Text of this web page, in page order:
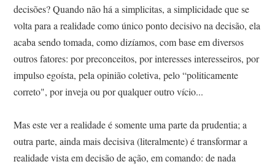
decisões? Quando não há a simplicitas, a simplicidade que se
volta para a realidade como único ponto decisivo na decisão, ela
acaba sendo tomada, como dizíamos, com base em diversos
outros fatores: por preconceitos, por interesses interesseiros, por
impulso egoísta, pela opinião coletiva, pelo “politicamente
correto", por inveja ou por qualquer outro vício...
Mas este ver a realidade é somente uma parte da prudentia; a
outra parte, ainda mais decisiva (literalmente) é transformar a
realidade vista em decisão de ação, em comando: de nada